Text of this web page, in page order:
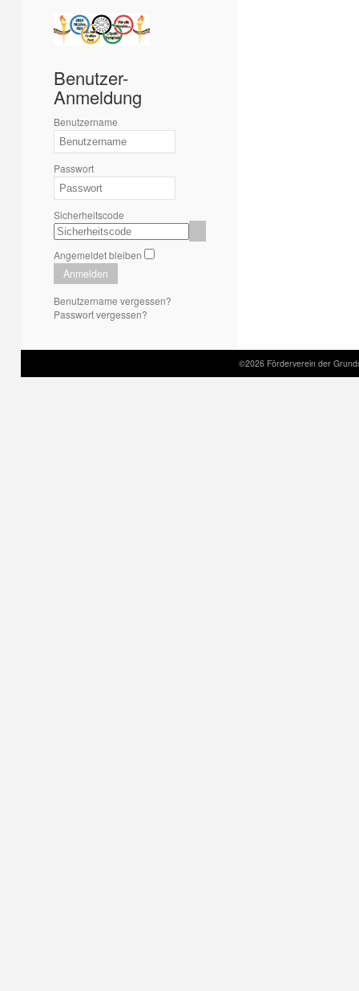
Benutzer-
Anmeldung
Benutzername
Passwort
Sicherheitscode
Angemeldet bleiben
Anmelden
Benutzername vergessen?
Passwort vergessen?
©2026 Förderverein der